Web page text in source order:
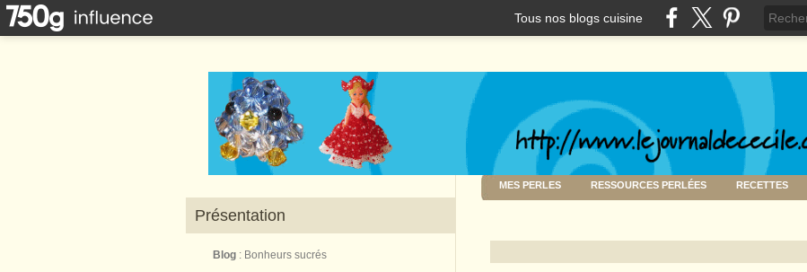
Tous nos blogs cuisine
Présentation
Blog : Bonheurs sucrés
MES PERLES RESSOURCES PERLÉES RECETTES